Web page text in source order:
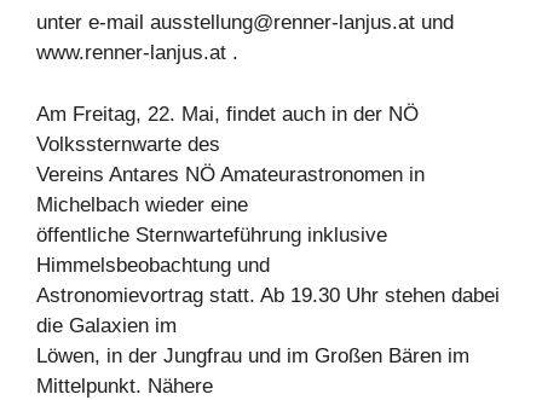
unter e-mail ausstellung@renner-lanjus.at und
www.renner-lanjus.at .
Am Freitag, 22. Mai, findet auch in der NÖ
Volkssternwarte des
Vereins Antares NÖ Amateurastronomen in
Michelbach wieder eine
öffentliche Sternwarteführung inklusive
Himmelsbeobachtung und
Astronomievortrag statt. Ab 19.30 Uhr stehen dabei
die Galaxien im
Löwen, in der Jungfrau und im Großen Bären im
Mittelpunkt. Nähere